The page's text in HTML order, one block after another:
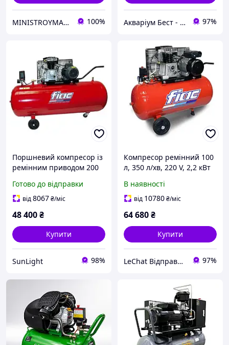
MINISTROYMARKET 100% Акваріум Бест - акваріумістика перевірена часом 97%
Поршневий компресор із
ремінним приводом 200
FIAC AB200-360-220-RED-
IT санлайт
Готово до відправки
від8067₴/міс
48 400₴
Купити
SunLight 98%
Компресор ремінний 100
л, 350 л/хв, 220 V, 2,2 кВт
В наявності
від 10780₴/міс
64 680₴
Купити
LeChat Відправка від 1 до 5 днів! На деякі товари може бути передплата! 97%